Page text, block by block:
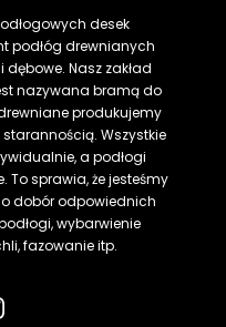
desek
podłóg drewnianych
Nasz zakład
nazywana bramą do
drewniane produkujemy
Wszystkie
a podłogi
To sprawia, że jesteśmy
dobór odpowiednich
wybarwienie
fazowanie itp.